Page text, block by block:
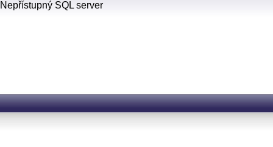
Nepřístupný SQL server